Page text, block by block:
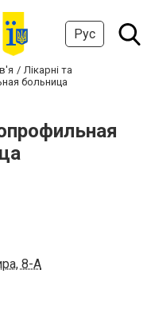
Рус
Лікарні та
больница
8-А